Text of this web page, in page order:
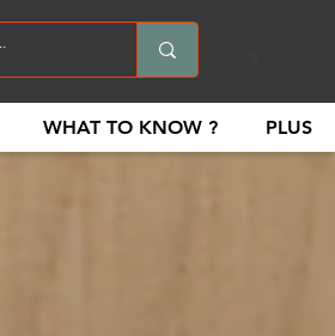
WHAT TO KNOW ? PLUS